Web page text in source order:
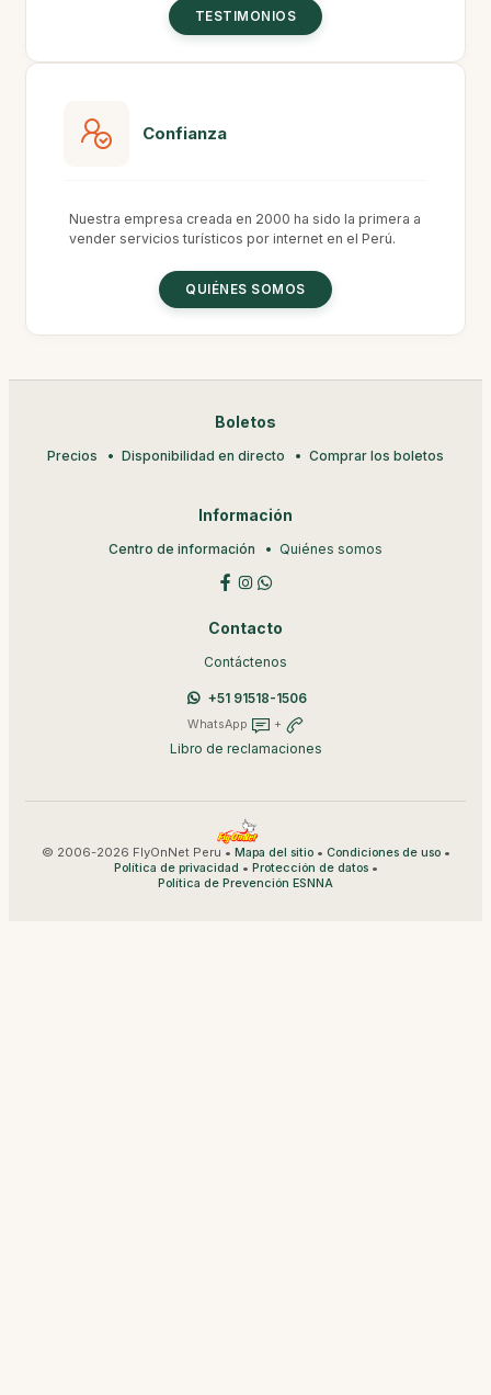
TESTIMONIOS
Confianza
Nuestra empresa creada en 2000 ha sido la primera a
vender servicios turísticos por internet en el Perú.
QUIÉNES SOMOS
Boletos
Precios Disponibilidad en directo Comprar los boletos
Información
Centro de información Quiénes somos
Contacto
Contáctenos
+51 91518-1506
WhatsApp +
Libro de reclamaciones
© 2006-2026 FlyOnNet Peru • Mapa del sitio• Condiciones de uso•
Política de privacidad • Protección de datos•
Política de Prevención ESNNA